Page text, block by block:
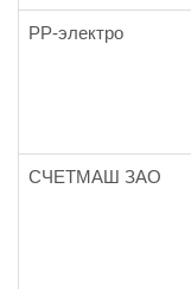
РР-электро
СЧЕТМАШ ЗАО